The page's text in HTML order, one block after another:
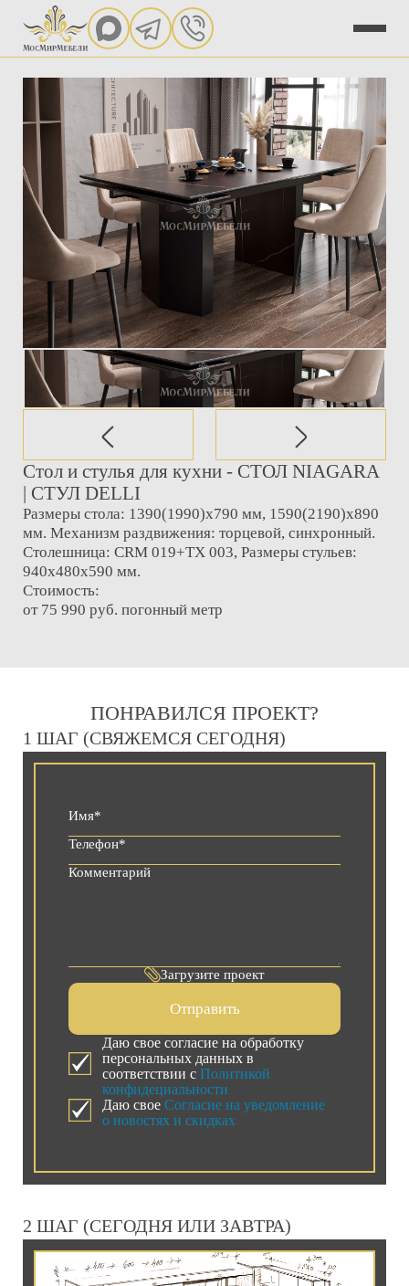
Стол и стулья для кухни - СТОЛ NIAGARA
| СТУЛ DELLI
Размеры стола: 1390(1990)x790 мм, 1590(2190)x890
мм. Механизм раздвижения: торцевой, синхронный.
Столешница: CRM 019+TX 003, Размеры стульев:
940x480x590 мм.
Стоимость:
от 75 990 руб. погонный метр
ПОНРАВИЛСЯ ПРОЕКТ?
1 ШАГ (СВЯЖЕМСЯ СЕГОДНЯ)
Загрузите проект
Отправить
Даю свое согласие на обработку
персональных данных в
соответствии с Политикой
конфидециальности
Даю свое Согласие на уведомление
о новостях и скидках
2 ШАГ (СЕГОДНЯ ИЛИ ЗАВТРА)